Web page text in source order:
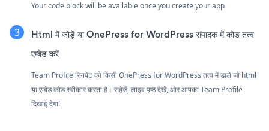
Your code block will be available once you create your app
Html में जोड़ें या OnePress for WordPress संपादक में कोड तत्व
एम्बेड करें
Team Profile स्निपेट को किसी OnePress for WordPress तत्व में डालें जो html
या एम्बेड कोड स्वीकार करता है। सहेजें, लाइव पृष्ठ देखें, और आपका Team Profile
दिखाई देगा!